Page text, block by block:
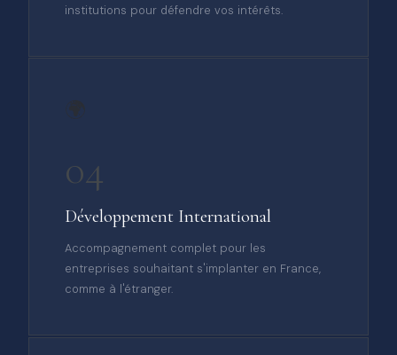
institutions pour défendre vos intérêts.
04
Développement International
Accompagnement complet pour les
entreprises souhaitant s'implanter en France,
comme à l'étranger.